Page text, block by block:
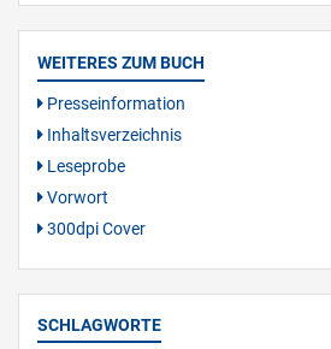
WEITERES ZUM BUCH
Presseinformation
Inhaltsverzeichnis
Leseprobe
Vorwort
300dpi Cover
SCHLAGWORTE